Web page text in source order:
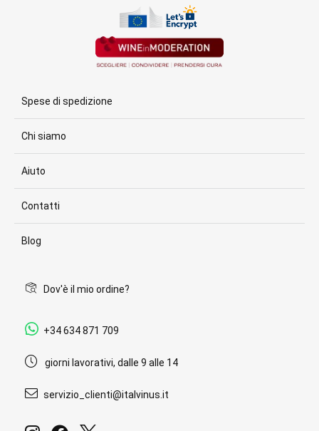
Spese di spedizione
Chi siamo
Aiuto
Contatti
Blog
Dov'è il mio ordine?
+34 634 871 709
giorni lavorativi, dalle 9 alle 14
servizio_clienti@italvinus.it